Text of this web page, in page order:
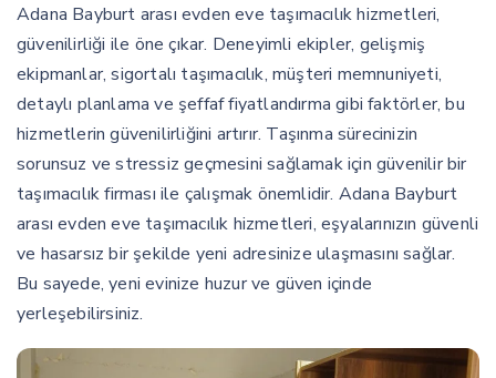
Adana Bayburt arası evden eve taşımacılık hizmetleri,
güvenilirliği ile öne çıkar. Deneyimli ekipler, gelişmiş
ekipmanlar, sigortalı taşımacılık, müşteri memnuniyeti,
detaylı planlama ve şeffaf fiyatlandırma gibi faktörler, bu
hizmetlerin güvenilirliğini artırır. Taşınma sürecinizin
sorunsuz ve stressiz geçmesini sağlamak için güvenilir bir
taşımacılık firması ile çalışmak önemlidir. Adana Bayburt
arası evden eve taşımacılık hizmetleri, eşyalarınızın güvenli
ve hasarsız bir şekilde yeni adresinize ulaşmasını sağlar.
Bu sayede, yeni evinize huzur ve güven içinde
yerleşebilirsiniz.